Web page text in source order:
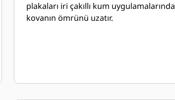
plakaları iri çakıllı kum uygulamalarında
kovanın ömrünü uzatır.